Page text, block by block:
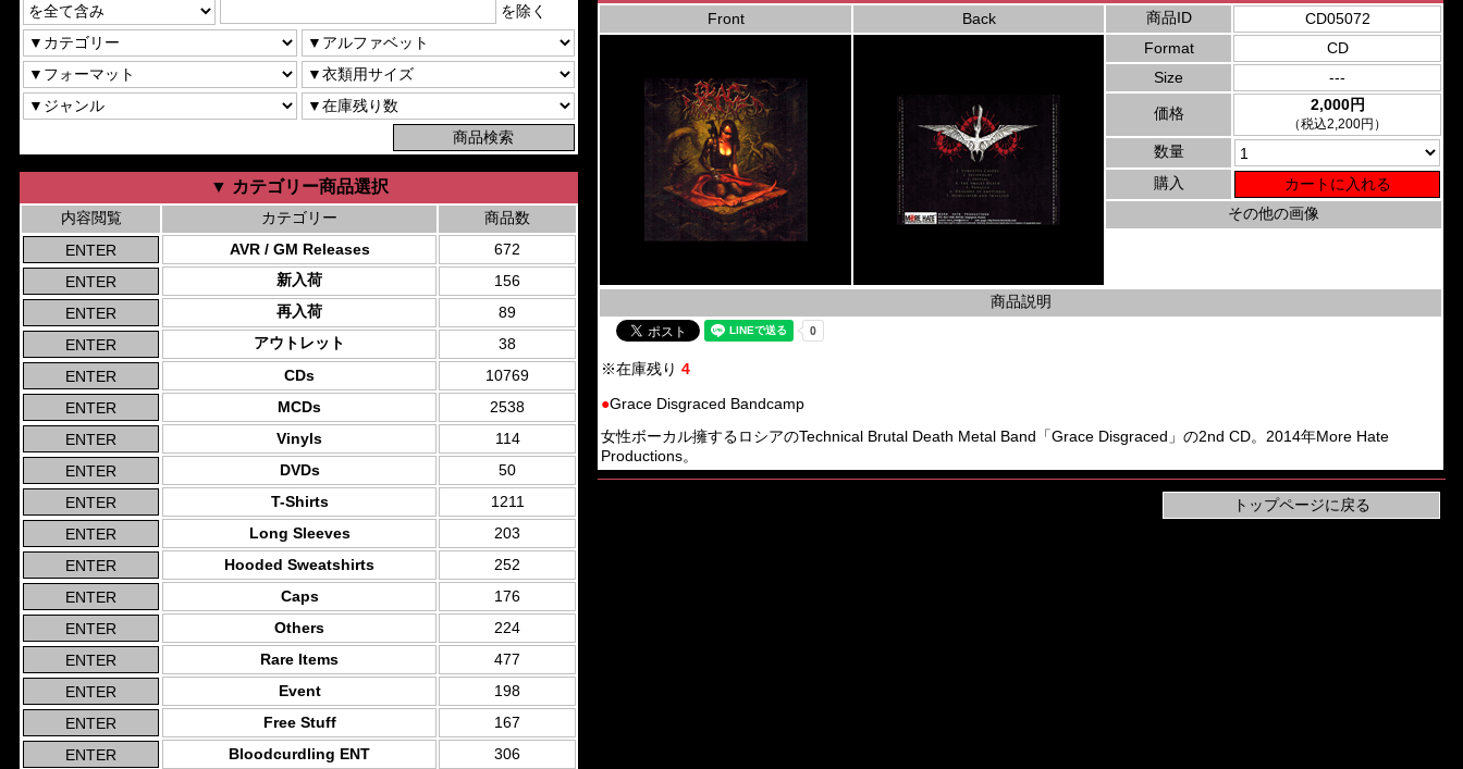
を除く
▼ カテゴリー商品選択
内容閲覧 カテゴリー
商品数
AVR / GM Releases
672
新入荷
156
再入荷
89
アウトレット
38
CDs
10769
MCDs
2538
Vinyls
114
DVDs
50
T-Shirts
1211
Long Sleeves
203
Hooded Sweatshirts
252
Caps
176
Others
224
Rare Items
477
Event
198
Free Stuff
167
Bloodcurdling ENT
306
Front Back 商品ID
CD05072
Format
CD
Size
---
価格 2,000円
（税込2,200円）
数量
購入
その他の画像
商品説明
※在庫残り 4
●Grace Disgraced Bandcamp
女性ボーカル擁するロシアのTechnical Brutal Death Metal Band「Grace Disgraced」の2nd CD。2014年More Hate
Productions。